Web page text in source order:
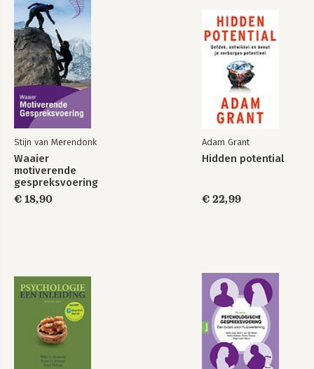
Stijn van Merendonk
Waaier
motiverende
gespreksvoering
€ 18,90
Adam Grant
Hidden potential
€ 22,99